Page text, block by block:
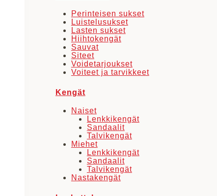
Perinteisen sukset
Luistelusukset
Lasten sukset
Hiihtokengät
Sauvat
Siteet
Voidetarjoukset
Voiteet ja tarvikkeet
Kengät
Naiset
Lenkkikengät
Sandaalit
Talvikengät
Miehet
Lenkkikengät
Sandaalit
Talvikengät
Nastakengät